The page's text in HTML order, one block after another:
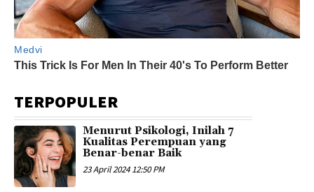
TERPOPULER
Menurut Psikologi, Inilah 7
Kualitas Perempuan yang
Benar-benar Baik
23 April 2024 12:50 PM